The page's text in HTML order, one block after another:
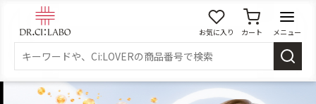
お気に入り カート メニュー
新規会員登録 ログイン
マイページ